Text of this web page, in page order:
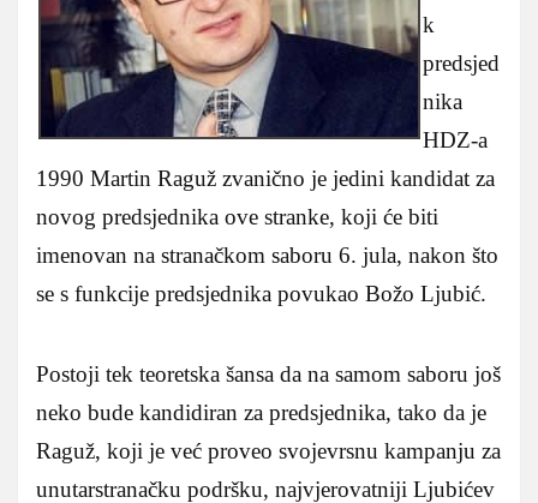
k
predsjed
nika
HDZ-a
1990 Martin Raguž zvanično je jedini kandidat za
novog predsjednika ove stranke, koji će biti
imenovan na stranačkom saboru 6. jula, nakon što
se s funkcije predsjednika povukao Božo Ljubić.
Postoji tek teoretska šansa da na samom saboru još
neko bude kandidiran za predsjednika, tako da je
Raguž, koji je već proveo svojevrsnu kampanju za
unutarstranačku podršku, najvjerovatniji Ljubićev